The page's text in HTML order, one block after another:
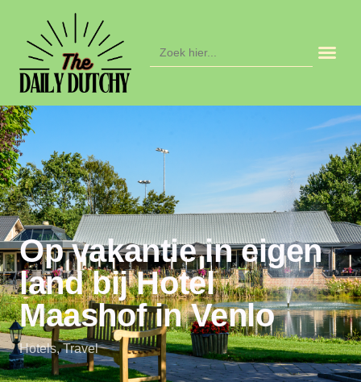
naar:
Op vakantie in eigen
land bij Hotel
Maashof in Venlo
Hotels,Travel